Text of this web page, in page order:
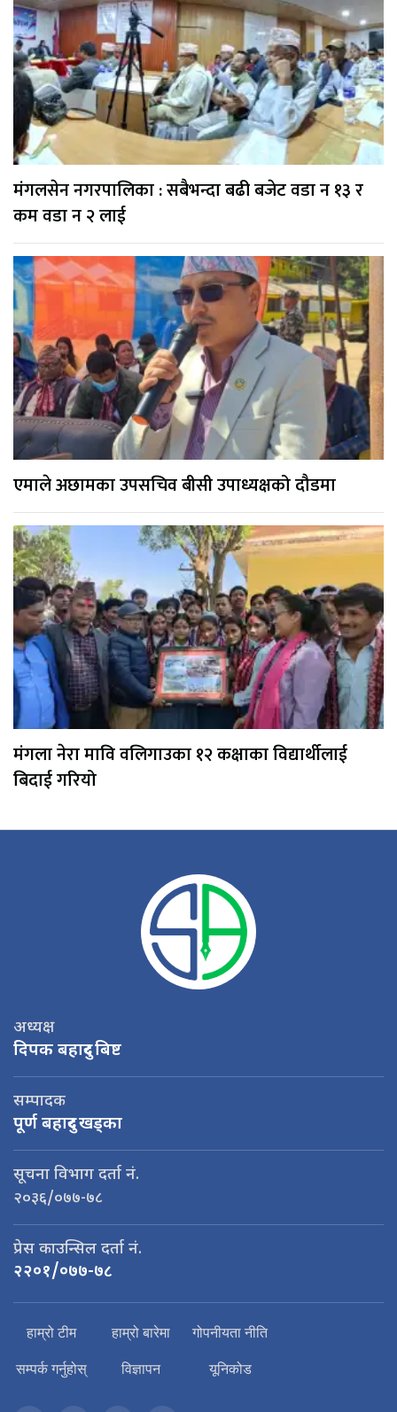
मंगलसेन नगरपालिका : सबैभन्दा बढी बजेट वडा न १३ र
कम वडा न २ लाई
एमाले अछामका उपसचिव बीसी उपाध्यक्षको दौडमा
मंगला नेरा मावि वलिगाउका १२ कक्षाका विद्यार्थीलाई
बिदाई गरियो
अध्यक्ष
दिपक बहादुर बिष्ट
सम्पादक
पूर्ण बहादुर खड्का
सूचना विभाग दर्ता नं.
२०३६/०७७-७८
प्रेस काउन्सिल दर्ता नं.
२२०१/०७७-७८
हाम्रो टीम हाम्रो बारेमा गोपनीयता नीति
सम्पर्क गर्नुहोस् विज्ञापन यूनिकोड